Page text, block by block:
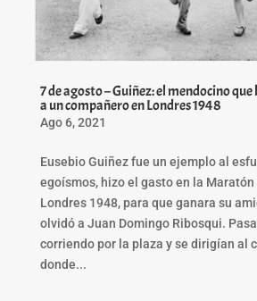
7 de agosto – Guiñez: el mendocino
a un compañero en Londres 1948
Ago 6, 2021
Eusebio Guiñez fue un ejemplo al
egoísmos, hizo el gasto en la
Londres 1948, para que ganara su
olvidó a Juan Domingo Ribosqui.
corriendo por la plaza y se dirigían al
donde...